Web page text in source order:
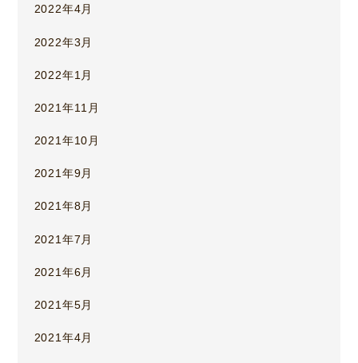
2022年4月
2022年3月
2022年1月
2021年11月
2021年10月
2021年9月
2021年8月
2021年7月
2021年6月
2021年5月
2021年4月